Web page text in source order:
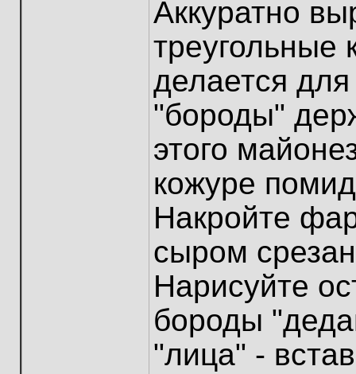
Аккуратно
треугольные
делается
"бороды"
этого
кожуре
Накройте
сыром
Нарисуйте
бороды
"лица" -